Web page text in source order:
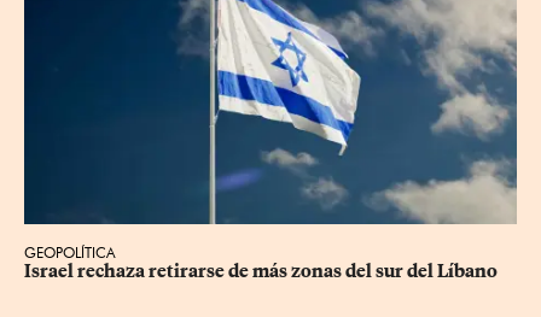
GEOPOLÍTICA
Israel rechaza retirarse de más zonas del sur del Líbano